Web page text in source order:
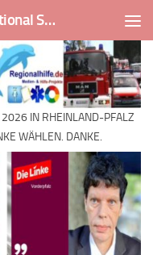
Regionalhilfe. de ISMOT International Social And Medical Outreach Team
IN RHEINLAND-PFALZ
WÄHLEN. DANKE.